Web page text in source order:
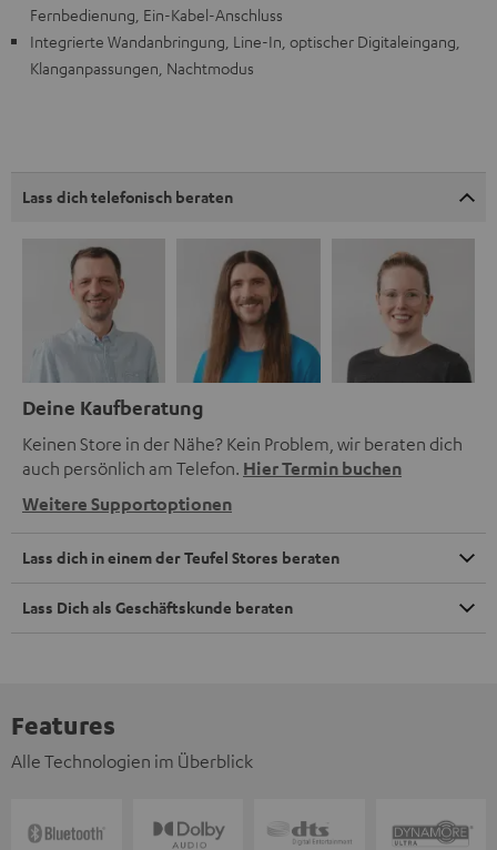
Fernbedienung, Ein-Kabel-Anschluss
Integrierte Wandanbringung, Line-In, optischer Digitaleingang,
Klanganpassungen, Nachtmodus
Lass dich telefonisch beraten
Deine Kaufberatung
Keinen Store in der Nähe? Kein Problem, wir beraten dich
auch persönlich am Telefon. Hier Termin buchen
Weitere Supportoptionen
Lass dich in einem der Teufel Stores beraten
Lass Dich als Geschäftskunde beraten
Features
Alle Technologien im Überblick